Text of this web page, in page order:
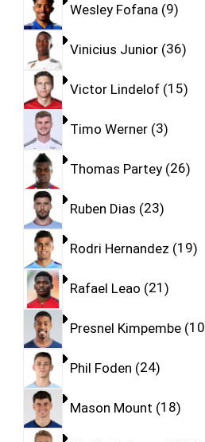
Wesley Fofana 9
Vinicius Junior 36
Victor Lindelof 15
Timo Werner 3
Thomas Partey 26
Ruben Dias 23
Rodri Hernandez 19
Rafael Leao 21
Presnel Kimpembe 10
Phil Foden 24
Mason Mount 18